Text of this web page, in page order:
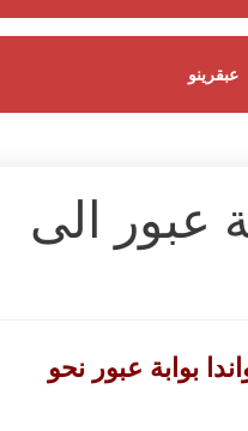
عبقرينو
عبور الى
بوابة عبور نحو